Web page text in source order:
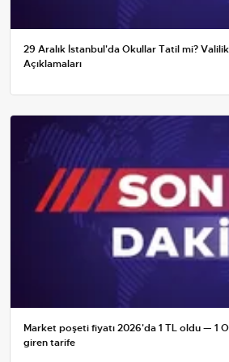
29 Aralık İstanbul'da Okullar Tatil mi?
Açıklamaları
Market poşeti fiyatı 2026'da 1 TL oldu — 1
giren tarife